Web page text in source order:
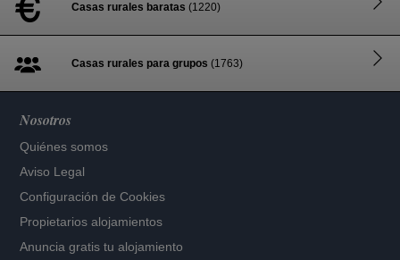
Casas rurales baratas (1220)
Casas rurales para grupos (1763)
Nosotros
Quiénes somos
Aviso Legal
Configuración de Cookies
Propietarios alojamientos
Anuncia gratis tu alojamiento